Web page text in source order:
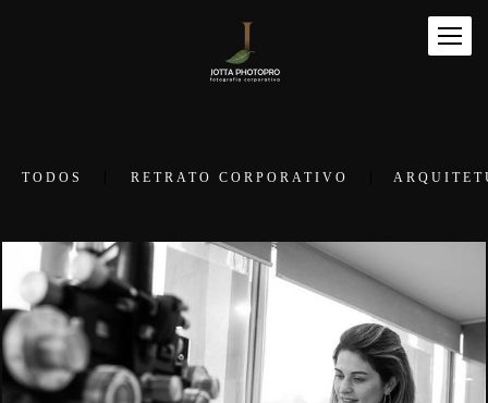
TODOS RETRATO CORPORATIVO